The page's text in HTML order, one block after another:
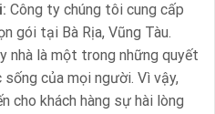
Công ty chúng tôi cung cấp
gói tại Bà Rịa, Vũng Tàu.
nhà là một trong những quyết
của mọi người. Vì vậy,
cho khách hàng sự hài lòng